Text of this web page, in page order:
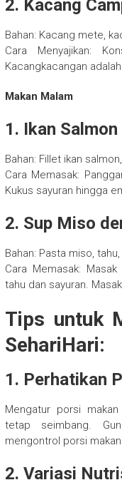
2. Kacang
Bahan: Kacang mete,
Cara Menyajikan:
Kacangkacangan
Makan Malam
1. Ikan
Bahan: Fillet ikan
Cara Memasak:
Kukus sayuran hingga
2. Sup Miso
Bahan: Pasta miso,
Cara Memasak:
tahu dan sayuran.
Tips untuk
SehariHari:
1. Perhatikan
Mengatur porsi
tetap seimbang.
mengontrol porsi
2. Variasi